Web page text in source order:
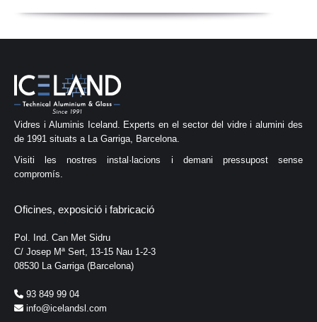
Vidres i Aluminis Iceland. Experts en el sector del vidre i alumini des
de 1991 situats a La Garriga, Barcelona.
Visiti les nostres instal·lacions i demani pressupost sense
compromís.
Oficines, exposició i fabricació
Pol. Ind. Can Met Sidru
C/ Josep Mª Sert, 13-15 Nau 1-2-3
08530 La Garriga (Barcelona)
93 849 99 04
info@icelandsl.com